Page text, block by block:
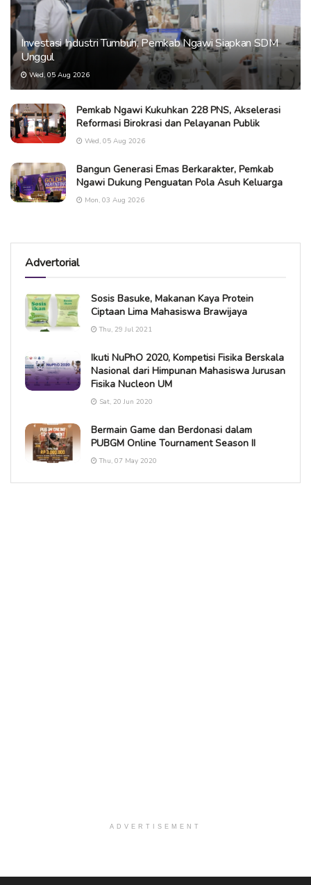
Investasi Industri Tumbuh, Pemkab Ngawi Siapkan SDM
Unggul
Wed, 05 Aug 2026
Pemkab Ngawi Kukuhkan 228 PNS, Akselerasi
Reformasi Birokrasi dan Pelayanan Publik
Wed, 05 Aug 2026
Bangun Generasi Emas Berkarakter, Pemkab
Ngawi Dukung Penguatan Pola Asuh Keluarga
Mon, 03 Aug 2026
Advertorial
Sosis Basuke, Makanan Kaya Protein
Ciptaan Lima Mahasiswa Brawijaya
Thu, 29 Jul 2021
Ikuti NuPhO 2020, Kompetisi Fisika Berskala
Nasional dari Himpunan Mahasiswa Jurusan
Fisika Nucleon UM
Sat, 20 Jun 2020
Bermain Game dan Berdonasi dalam
PUBGM Online Tournament Season II
Thu, 07 May 2020
ADVERTISEMENT